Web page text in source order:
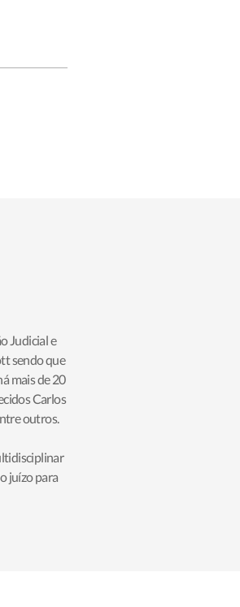
Judicial e
sendo que
mais de 20
Carlos
outros.
juízo para